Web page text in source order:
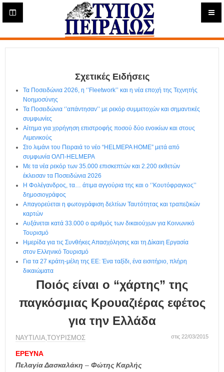
Η
ε
ρ
Σχετικές Ειδήσεις
Τα Ποσειδώνια 2026, η ‘’Fleetwork’’ και η νέα εποχή της Τεχνητής
Νοημοσύνης
Τα Ποσειδώνια ‘’απάντησαν’’ με ρεκόρ συμμετοχών και σημαντικές
συμφωνίες
Αίτημα για χορήγηση επιστροφής ποσού δύο ενοικίων και στους
Λιμενικούς
Στο λιμάνι του Πειραιά το νέο “HELMEPA HOME” μετά από
συμφωνία ΟΛΠ-HELMEPA
Με τα νέα ρεκόρ των 35.000 επισκεπτών και 2.200 εκθετών
έκλεισαν τα Ποσειδώνια 2026
Η Φολέγανδρος, τα… άτιμα αγγούρια της και ο ‘’Κουτόφραγκος’’
δημοσιογράφος
Απαγορεύεται η φωτογράφιση δελτίων Ταυτότητας και τραπεζικών
καρτών
Αυξάνεται κατά 33.000 ο αριθμός των δικαιούχων για Κοινωνικό
Τουρισμό
Ημερίδα για τις Συνθήκες Απασχόλησης και τη Δίκαιη Εργασία
στον Ελληνικό Τουρισμό
Για τα 27 κράτη-μέλη της ΕΕ: Ένα ταξίδι, ένα εισιτήριο, πλήρη
δικαιώματα
Ποιός είναι ο “χάρτης” της
παγκόσμιας Κρουαζιέρας εφέτος
για την Ελλάδα
ΝΑΥΤΙΛΙΑ,ΤΟΥΡΙΣΜΟΣ στις 22/03/2015
ΕΡΕΥΝΑ
Πελαγία Δασκαλάκη – Φώτης Καρλής